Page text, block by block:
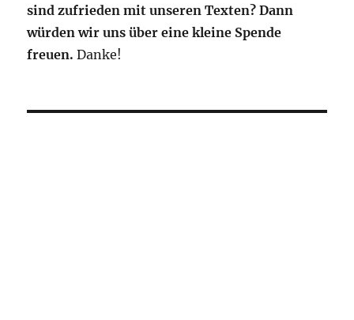
sind zufrieden mit unseren Texten? Dann
würden wir uns über eine kleine Spende
freuen. Danke!